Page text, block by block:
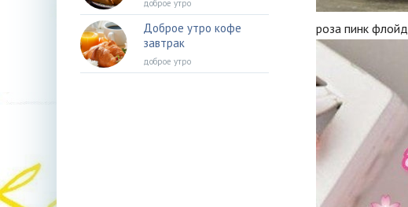
роза пинк флойд
доброе утро
Доброе утро кофе
завтрак
доброе утро